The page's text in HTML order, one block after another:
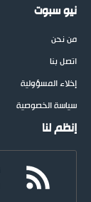
نيو سبوت
من نحن
اتصل بنا
إخلاء المسؤولية
سياسة الخصوصية
إنظم لنا